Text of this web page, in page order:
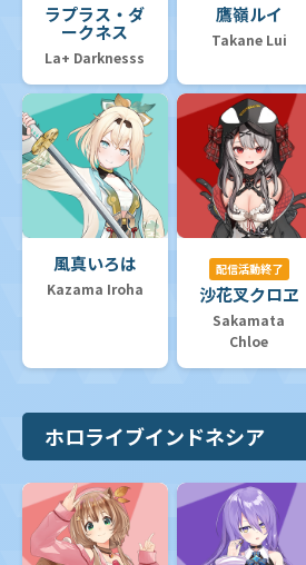
ラプラス・ダ
ークネス
La+ Darknesss
鷹嶺ルイ
Takane Lui
風真いろは
Kazama Iroha
配信活動終了
沙花叉クロヱ
Sakamata
Chloe
ホロライブインドネシア